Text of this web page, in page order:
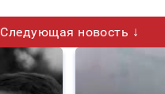
Следующая новость ↓